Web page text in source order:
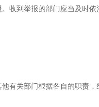
收到举报的部门应当及时依
有关部门根据各自的职责，